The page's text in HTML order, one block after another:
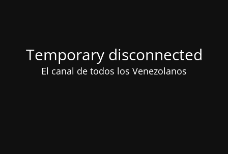
Temporary disconnected
El canal de todos los Venezolanos